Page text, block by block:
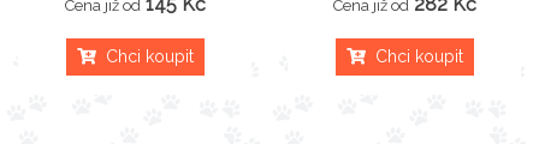
Cena již od
Chci koupit
Cena již od
Chci koupit